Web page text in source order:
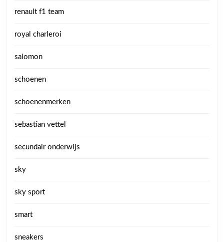
renault f1 team
royal charleroi
salomon
schoenen
schoenenmerken
sebastian vettel
secundair onderwijs
sky
sky sport
smart
sneakers